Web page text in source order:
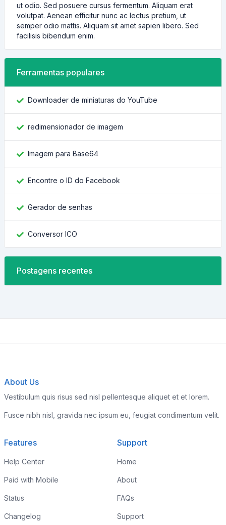
ut odio. Sed posuere cursus fermentum. Aliquam erat
volutpat. Aenean efficitur nunc ac lectus pretium, ut
semper odio mattis. Aliquam sit amet sapien libero. Sed
facilisis bibendum enim.
Ferramentas populares
Downloader de miniaturas do YouTube
redimensionador de imagem
Imagem para Base64
Encontre o ID do Facebook
Gerador de senhas
Conversor ICO
Postagens recentes
About Us
Vestibulum quis risus sed nisl pellentesque aliquet et et lorem.
Fusce nibh nisl, gravida nec ipsum eu, feugiat condimentum velit.
Features
Help Center
Paid with Mobile
Status
Changelog
Support
Home
About
FAQs
Support